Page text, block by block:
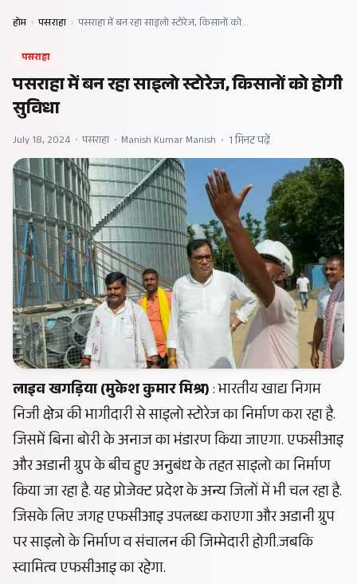
होम › पसराहा › पसराहा में बन रहा साइलो स्टोरेज, किसानों को…
पसराहा
पसराहा में बन रहा साइलो स्टोरेज, किसानों को होगी
सुविधा
July 18, 2024 • पसराहा • Manish Kumar Manish • 1 मिनट पढ़ें
लाइव खगड़िया (मुकेश कुमार मिश्र): भारतीय खाद्य निगम
निजी क्षेत्र की भागीदारी से साइलो स्टोरेज का निर्माण करा रहा है.
जिसमें बिना बोरी के अनाज का भंडारण किया जाएगा. एफसीआइ
और अडानी ग्रुप के बीच हुए अनुबंध के तहत साइलो का निर्माण
किया जा रहा है. यह प्रोजेक्ट प्रदेश के अन्य जिलों में भी चल रहा है.
जिसके लिए जगह एफसीआइ उपलब्ध कराएगा और‌ अडानी ग्रुप
पर साइलो के निर्माण व संचालन की जिम्मेदारी होगी.जबकि
स्वामित्व एफसीआइ का रहेगा.